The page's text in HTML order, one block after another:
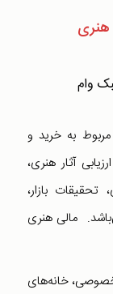
هنری
به خرید و
آثار هنری،
بازار،
مالی هنری
خانه‌های